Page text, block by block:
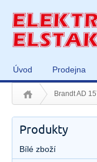
Úvod Prodejna
Brandt AD
Produkty
Bílé zboží